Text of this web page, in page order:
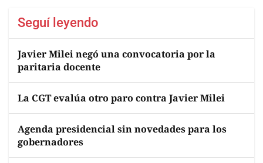
Seguí leyendo
Javier Milei negó una convocatoria por la
paritaria docente
La CGT evalúa otro paro contra Javier Milei
Agenda presidencial sin novedades para los
gobernadores